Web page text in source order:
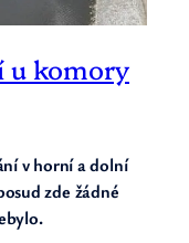
u komory
v horní a dolní
zde žádné